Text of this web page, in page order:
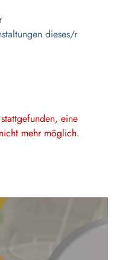
dieses/r
eine
mehr möglich.